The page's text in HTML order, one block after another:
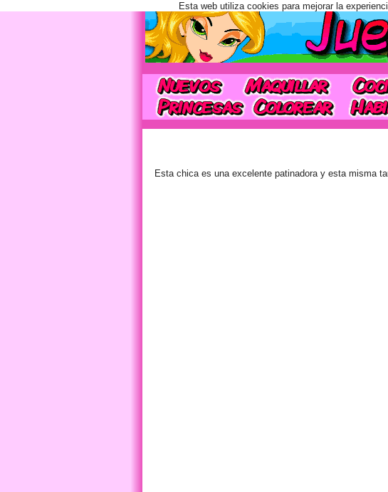
Esta chica es una excelente patinadora y esta misma
Esta web utiliza cookies para mejorar la